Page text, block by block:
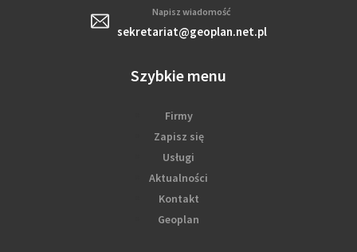
Napisz wiadomość
sekretariat@geoplan.net.pl
Szybkie menu
Firmy
Zapisz się
Usługi
Aktualności
Kontakt
Geoplan